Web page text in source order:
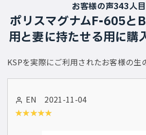
お客様の声343人目
ポリスマグナムF-605と
用と妻に持たせる用に購
KSPを実際にご利用されたお客様の生
EN 2021-11-04